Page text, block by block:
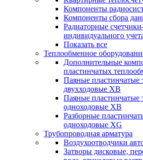
Компоненты
Компоненты сбора
Радиаторные
индивидуального
Показать все
Теплообменное
Дополнительные
пластинчатых
Паяные пластинчатые
двухходовые XB
Паяные пластинчатые
одноходовые ХВ
Разборные
одноходовые ХG
Трубопроводная арматура
Воздухоотводчики
Затворы дисковые,